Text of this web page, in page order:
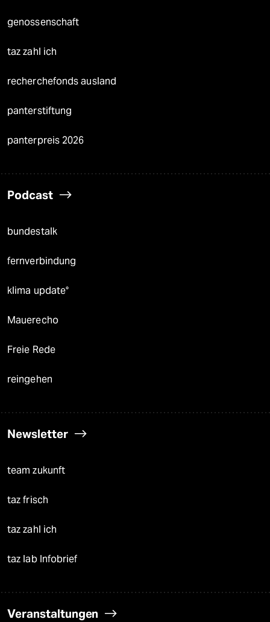
genossenschaft
taz zahl ich
recherchefonds ausland
panterstiftung
panterpreis 2026
Podcast
bundestalk
fernverbindung
klima update°
Mauerecho
Freie Rede
reingehen
Newsletter
team zukunft
taz frisch
taz zahl ich
taz lab Infobrief
Veranstaltungen